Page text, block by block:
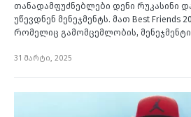
თანადამფუძნებლები დენი რუკასინი
უწევდნენ მენეჯმენტს. მათ Best Friends
რომელიც გამომცემლობის,
31 მარტი, 2025